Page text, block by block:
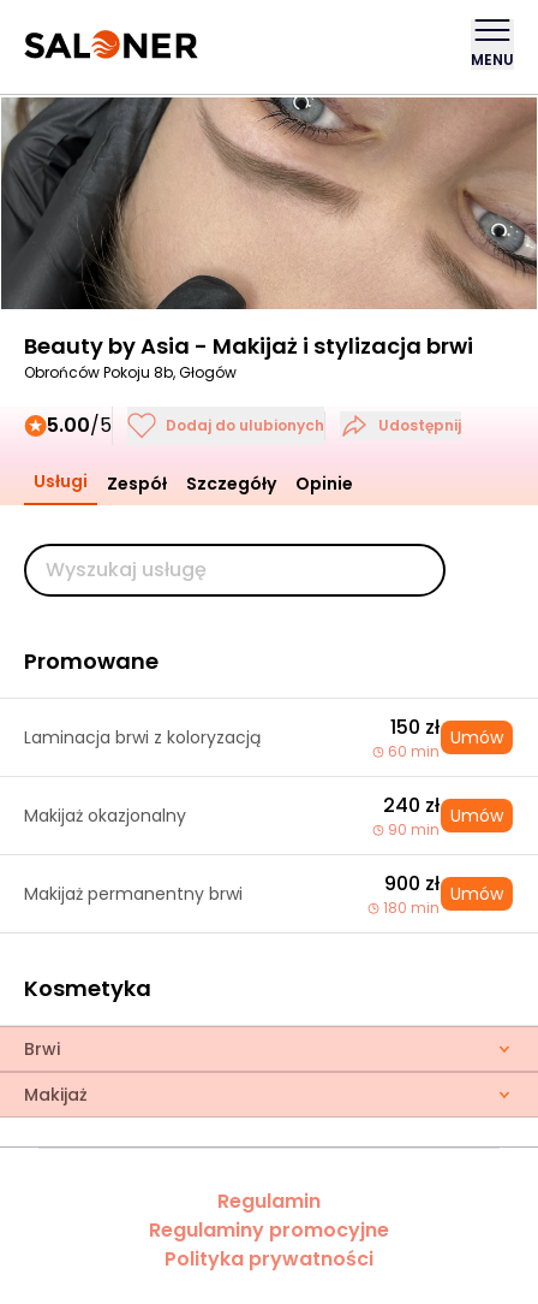
MENU
Beauty by Asia - Makijaż i stylizacja brwi
Obrońców Pokoju 8b, Głogów
5.00/5 Dodaj do ulubionych Udostępnij
Usługi Zespół Szczegóły Opinie
Promowane
Laminacja brwi z koloryzacją 150 zł
60 min
Umów
Makijaż okazjonalny 240 zł
90 min
Umów
Makijaż permanentny brwi 900 zł
180 min
Umów
Kosmetyka
Brwi
Makijaż
Regulamin
Regulaminy promocyjne
Polityka prywatności